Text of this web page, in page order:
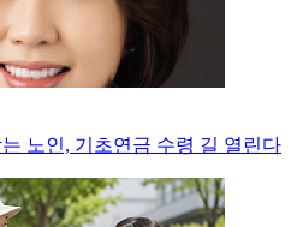
노인, 기초연금 수령 길 열린다